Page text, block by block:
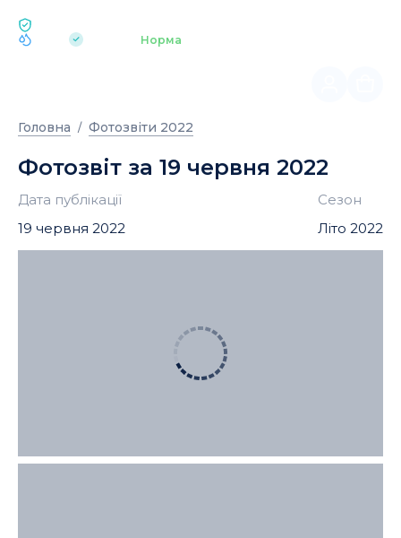
| Норма
Головна Фотозвіти 2022
Фотозвіт за 19 червня 2022
Дата публікації
19 червня 2022
Сезон
Літо 2022